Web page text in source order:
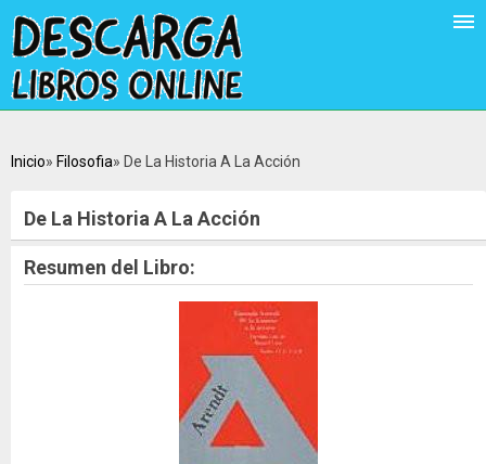
Inicio Filosofia De La Historia A La Acción
De La Historia A La Acción
Resumen del Libro: